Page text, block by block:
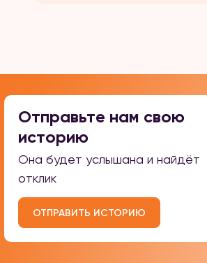
Отправьте нам свою
историю
Она будет услышана и найдёт
отклик
ОТПРАВИТЬ ИСТОРИЮ